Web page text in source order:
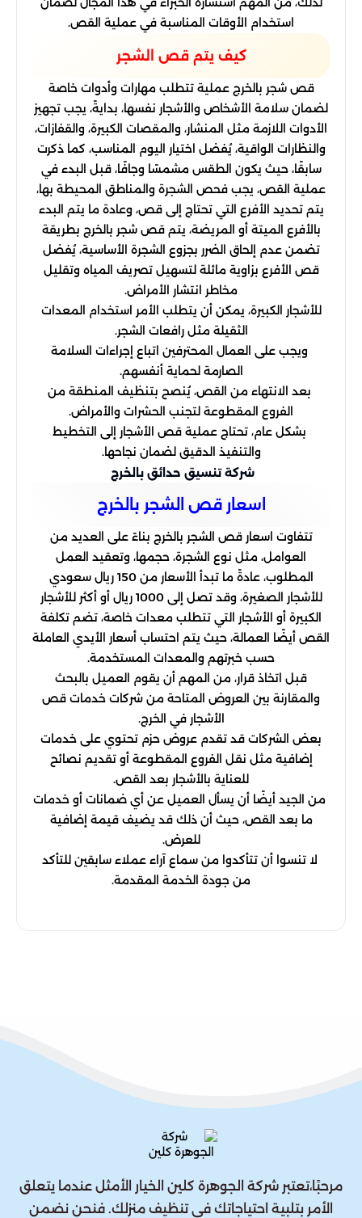
استخدام الأوقات المناسبة في عملية القص.
كيف يتم قص الشجر
قص شجر بالخرج عملية تتطلب مهارات وأدوات خاصة
لضمان سلامة الأشخاص والأشجار نفسها، بدايةً، يجب تجهيز
الأدوات اللازمة مثل المنشار، والمقصات الكبيرة، والقفازات،
والنظارات الواقية، يُفضل اختيار اليوم المناسب، كما ذكرت
سابقًا، حيث يكون الطقس مشمسًا وجافًا، قبل البدء في
عملية القص، يجب فحص الشجرة والمناطق المحيطة بها،
يتم تحديد الأفرع التي تحتاج إلى قص، وعادة ما يتم البدء
بالأفرع الميتة أو المريضة، يتم قص شجر بالخرج بطريقة
تضمن عدم إلحاق الضرر بجزوع الشجرة الأساسية، يُفضل
قص الأفرع بزاوية مائلة لتسهيل تصريف المياه وتقليل
مخاطر انتشار الأمراض.
للأشجار الكبيرة، يمكن أن يتطلب الأمر استخدام المعدات
الثقيلة مثل رافعات الشجر.
ويجب على العمال المحترفين اتباع إجراءات السلامة
الصارمة لحماية أنفسهم.
بعد الانتهاء من القص، يُنصح بتنظيف المنطقة من
الفروع المقطوعة لتجنب الحشرات والأمراض.
بشكل عام، تحتاج عملية قص الأشجار إلى التخطيط
والتنفيذ الدقيق لضمان نجاحها.
شركة تنسيق حدائق بالخرج
اسعار قص الشجر بالخرج
تتفاوت اسعار قص الشجر بالخرج بناءً على العديد من
العوامل، مثل نوع الشجرة، حجمها، وتعقيد العمل
المطلوب، عادةً ما تبدأ الأسعار من 150 ريال سعودي
للأشجار الصغيرة، وقد تصل إلى 1000 ريال أو أكثر للأشجار
الكبيرة أو الأشجار التي تتطلب معدات خاصة، تضم تكلفة
القص أيضًا العمالة، حيث يتم احتساب أسعار الأيدي العاملة
حسب خبرتهم والمعدات المستخدمة.
قبل اتخاذ قرار، من المهم أن يقوم العميل بالبحث
والمقارنة بين العروض المتاحة من شركات خدمات قص
الأشجار في الخرج.
بعض الشركات قد تقدم عروض حزم تحتوي على خدمات
إضافية مثل نقل الفروع المقطوعة أو تقديم نصائح
للعناية بالأشجار بعد القص.
من الجيد أيضًا أن يسأل العميل عن أي ضمانات أو خدمات
ما بعد القص، حيث أن ذلك قد يضيف قيمة إضافية
للعرض.
لا تنسوا أن تتأكدوا من سماع آراء عملاء سابقين للتأكد
من جودة الخدمة المقدمة.
مرحبًا،تعتبر شركة الجوهرة كلين الخيار الأمثل عندما يتعلق
الأمر بتلبية احتياجاتك في تنظيف منزلك. فنحن نضمن